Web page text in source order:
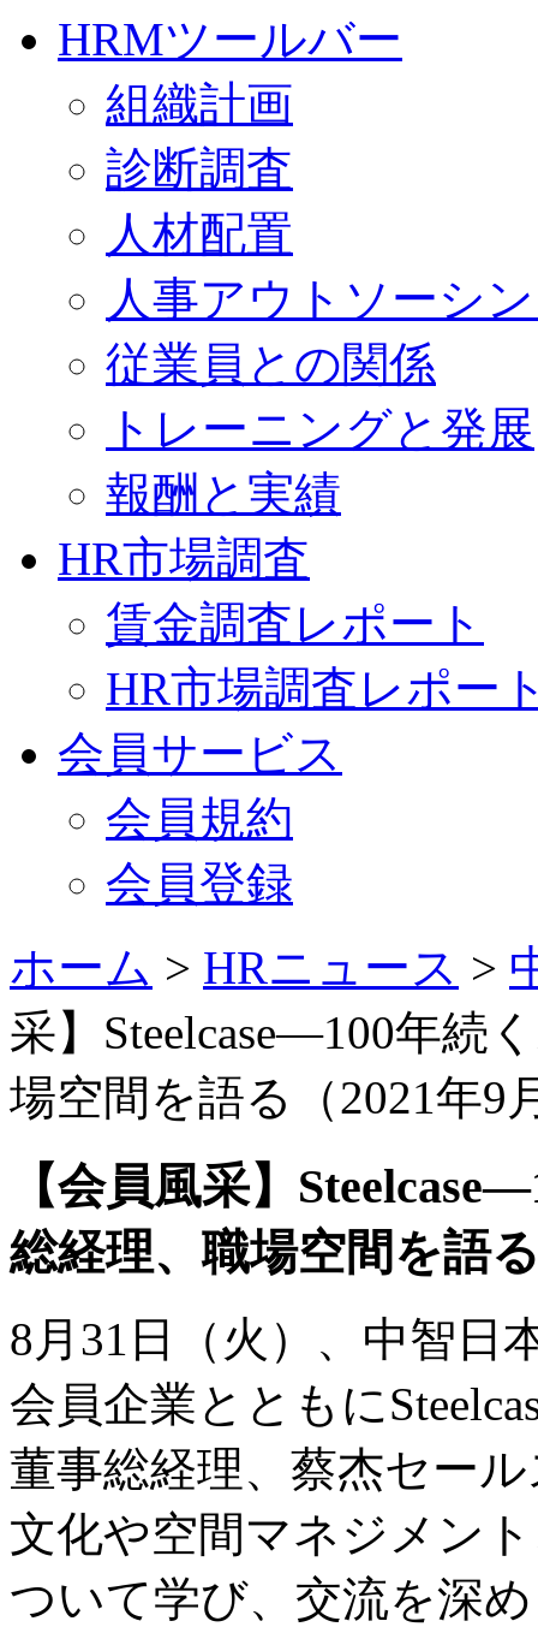
HRMツールバー
組織計画
診断調査
人材配置
人事アウトソーシ
従業員との関係
トレーニングと発展
報酬と実績
HR市場調査
賃金調査レポート
HR市場調査レポー
会員サービス
会員規約
会員登録
ホーム > HRニュース >
采】Steelcase—100年続
場空間を語る（2021年9
【会員風采】
総経理、職場空間を語
8月31日（火）、中智日
会員企業とともに
董事総経理、蔡杰セー
文化や空間マネジメン
ついて学び、交流を深